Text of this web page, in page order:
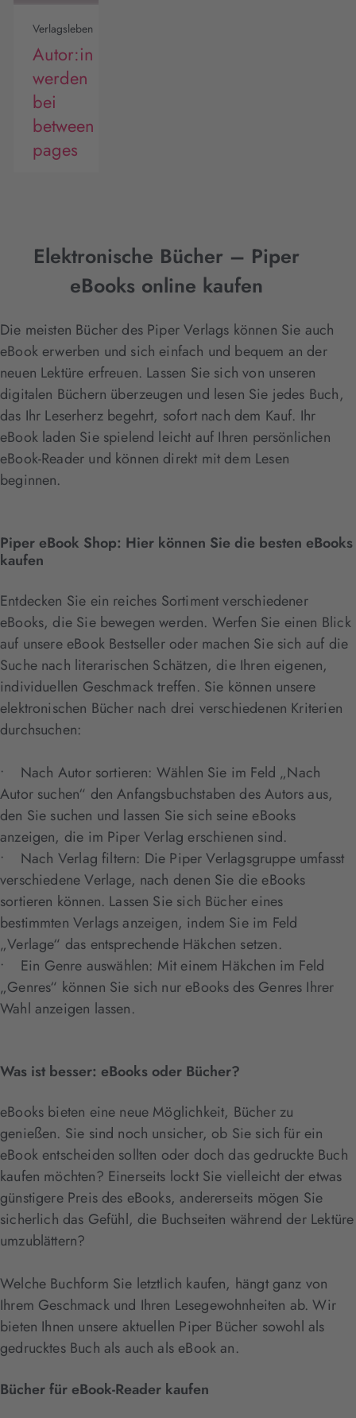
Verlagsleben
Autor:in
werden
bei
between
pages
Elektronische Bücher – Piper
eBooks online kaufen
Die meisten Bücher des Piper Verlags können Sie auch
eBook erwerben und sich einfach und bequem an der
neuen Lektüre erfreuen. Lassen Sie sich von unseren
digitalen Büchern überzeugen und lesen Sie jedes Buch,
das Ihr Leserherz begehrt, sofort nach dem Kauf. Ihr
eBook laden Sie spielend leicht auf Ihren persönlichen
eBook-Reader und können direkt mit dem Lesen
beginnen.
Piper eBook Shop: Hier können Sie die besten eBooks
kaufen
Entdecken Sie ein reiches Sortiment verschiedener
eBooks, die Sie bewegen werden. Werfen Sie einen Blick
auf unsere eBook Bestseller oder machen Sie sich auf die
Suche nach literarischen Schätzen, die Ihren eigenen,
individuellen Geschmack treffen. Sie können unsere
elektronischen Bücher nach drei verschiedenen Kriterien
durchsuchen:
• Nach Autor sortieren: Wählen Sie im Feld „Nach
Autor suchen“ den Anfangsbuchstaben des Autors aus,
den Sie suchen und lassen Sie sich seine eBooks
anzeigen, die im Piper Verlag erschienen sind.
• Nach Verlag filtern: Die Piper Verlagsgruppe umfasst
verschiedene Verlage, nach denen Sie die eBooks
sortieren können. Lassen Sie sich Bücher eines
bestimmten Verlags anzeigen, indem Sie im Feld
„Verlage“ das entsprechende Häkchen setzen.
• Ein Genre auswählen: Mit einem Häkchen im Feld
„Genres“ können Sie sich nur eBooks des Genres Ihrer
Wahl anzeigen lassen.
Was ist besser: eBooks oder Bücher?
eBooks bieten eine neue Möglichkeit, Bücher zu
genießen. Sie sind noch unsicher, ob Sie sich für ein
eBook entscheiden sollten oder doch das gedruckte Buch
kaufen möchten? Einerseits lockt Sie vielleicht der etwas
günstigere Preis des eBooks, andererseits mögen Sie
sicherlich das Gefühl, die Buchseiten während der Lektüre
umzublättern?
Welche Buchform Sie letztlich kaufen, hängt ganz von
Ihrem Geschmack und Ihren Lesegewohnheiten ab. Wir
bieten Ihnen unsere aktuellen Piper Bücher sowohl als
gedrucktes Buch als auch als eBook an.
Bücher für eBook-Reader kaufen